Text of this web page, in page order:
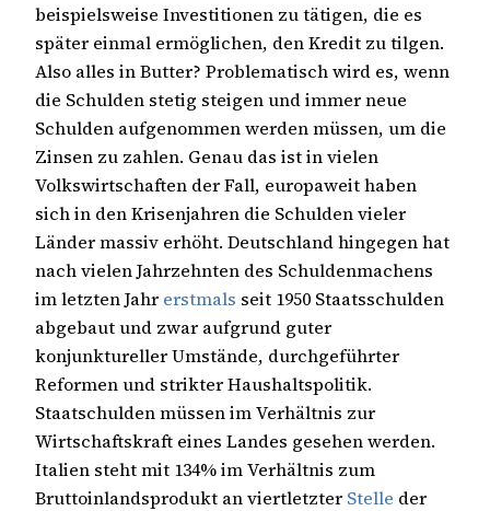
beispielsweise Investitionen zu tätigen, die es
später einmal ermöglichen, den Kredit zu tilgen.
Also alles in Butter? Problematisch wird es, wenn
die Schulden stetig steigen und immer neue
Schulden aufgenommen werden müssen, um die
Zinsen zu zahlen. Genau das ist in vielen
Volkswirtschaften der Fall, europaweit haben
sich in den Krisenjahren die Schulden vieler
Länder massiv erhöht. Deutschland hingegen hat
nach vielen Jahrzehnten des Schuldenmachens
im letzten Jahr erstmals seit 1950 Staatsschulden
abgebaut und zwar aufgrund guter
konjunktureller Umstände, durchgeführter
Reformen und strikter Haushaltspolitik.
Staatschulden müssen im Verhältnis zur
Wirtschaftskraft eines Landes gesehen werden.
Italien steht mit 134% im Verhältnis zum
Bruttoinlandsprodukt an viertletzter Stelle der